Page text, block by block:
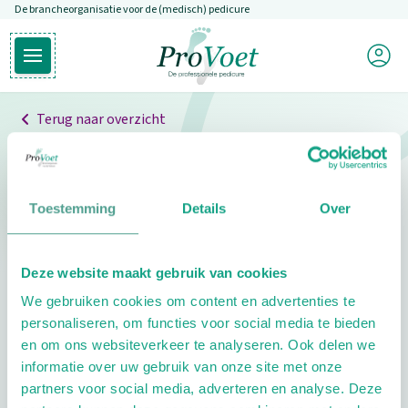
Toestemming Details Over
Deze website maakt gebruik van cookies
We gebruiken cookies om content en advertenties te
personaliseren, om functies voor social media te bieden
en om ons websiteverkeer te analyseren. Ook delen we
informatie over uw gebruik van onze site met onze
partners voor social media, adverteren en analyse. Deze
Overslaan en naar de inhoud gaan
De brancheorganisatie voor de (medisch) pedicure
Open hoofdmenu
Ga naar de homepagina
Mijn
Terug naar overzicht
Professionals
Pedicure niet gevonden
pedicure.